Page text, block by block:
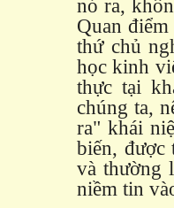
nó ra,
Quan
thứ chủ
học kinh
thực tại
chúng ta,
ra" khái
biến, được
và thường
niềm tin